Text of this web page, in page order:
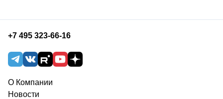
+7 495 323-66-16
О Компании
Новости